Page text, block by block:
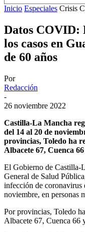
Inicio Especiales Crisis
Datos COVID:
los casos en
de 60 años
Por
Redacción
-
26 noviembre 2022
Castilla-La Mancha
del 14 al 20 de
provincias, Toledo ha
Albacete 67, Cuenca
El Gobierno de Castilla-
General de Salud
infección de coronavirus
noviembre, en personas
Por provincias, Toledo
Albacete 67, Cuenca 66